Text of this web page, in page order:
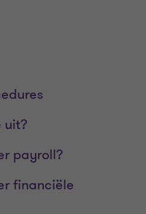
uit?
payroll?
financiële